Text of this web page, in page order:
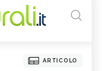
ARTICOLO